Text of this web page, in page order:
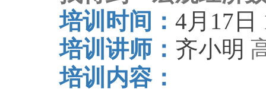
培训时间： 4月 17 日
培训讲师： 齐小明
培训内容：